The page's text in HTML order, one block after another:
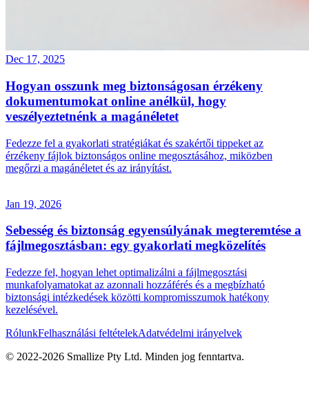
Dec 17, 2025
Hogyan osszunk meg biztonságosan érzékeny
dokumentumokat online anélkül, hogy
veszélyeztetnénk a magánéletet
Fedezze fel a gyakorlati stratégiákat és szakértői tippeket az
érzékeny fájlok biztonságos online megosztásához, miközben
megőrzi a magánéletet és az irányítást.
Jan 19, 2026
Sebesség és biztonság egyensúlyának megteremtése a
fájlmegosztásban: egy gyakorlati megközelítés
Fedezze fel, hogyan lehet optimalizálni a fájlmegosztási
munkafolyamatokat az azonnali hozzáférés és a megbízható
biztonsági intézkedések közötti kompromisszumok hatékony
kezelésével.
RólunkFelhasználási feltételekAdatvédelmi irányelvek
© 2022-2026 Smallize Pty Ltd. Minden jog fenntartva.